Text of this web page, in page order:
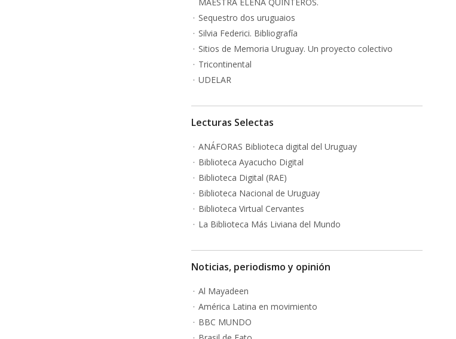
Sequestro dos uruguaios
Silvia Federici. Bibliografía
Sitios de Memoria Uruguay. Un proyecto colectivo
Tricontinental
UDELAR
Lecturas Selectas
ANÁFORAS Biblioteca digital del Uruguay
Biblioteca Ayacucho Digital
Biblioteca Digital (RAE)
Biblioteca Nacional de Uruguay
Biblioteca Virtual Cervantes
La Biblioteca Más Liviana del Mundo
Noticias, periodismo y opinión
Al Mayadeen
América Latina en movimiento
BBC MUNDO